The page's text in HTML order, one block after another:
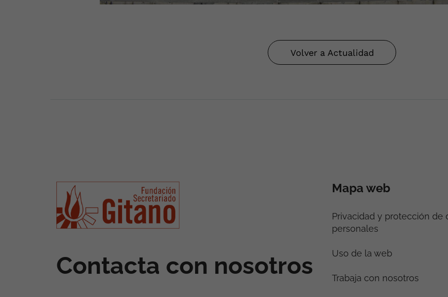
Volver a Actualidad
Contacta con nosotros
Mapa web
Privacidad y protección de
personales
Uso de la web
Trabaja con nosotros